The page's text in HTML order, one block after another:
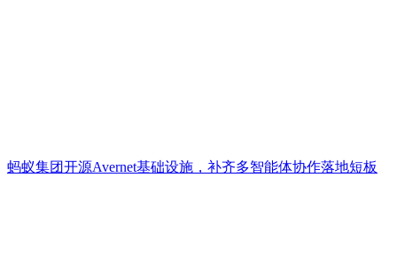
蚂蚁集团开源Avernet基础设施，补齐多智能体协作落地短板